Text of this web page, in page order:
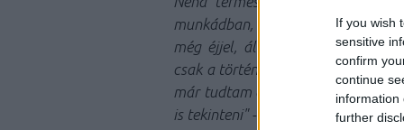
If you wish
sensitive
confirm
continue
information
further
munkádban, sportodban,
még éjjel, álmodban is. Amikor
csak a történetem része, egy
már tudtam a diabéteszemre
is tekinteni" - mondja Czaba Eszter.